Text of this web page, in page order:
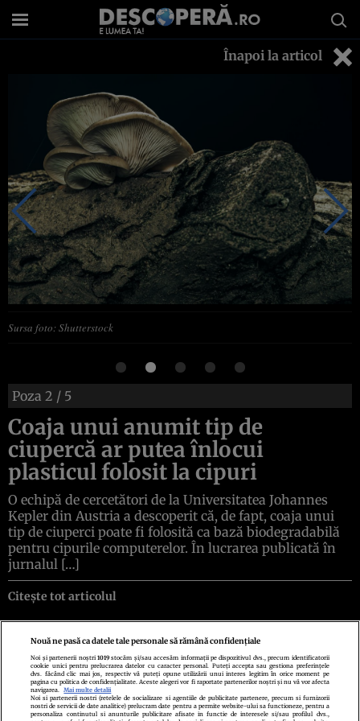
Înapoi la articol
Sursa foto: Shutterstock
Poza 2 / 5
Coaja unui anumit tip de
ciupercă ar putea înlocui
plasticul folosit la cipuri
O echipă de cercetători de la Universitatea Johannes
Kepler din Austria a descoperit că, de fapt, coaja unui
tip de ciuperci poate fi folosită ca bază biodegradabilă
pentru cipurile computerelor. În lucrarea publicată în
jurnalul […]
Citește tot articolul
Politica de confidenţialitatePolitica de cookiesTermeni şi condiţii
Echipa redacționalăContactSetări Cookies
Nouă ne pasă ca datele tale personale să rămână confidențiale
Noi și partenerii noștri1019 stocăm și/sau accesăm informații pe dispozitivul dvs., precum identificatorii
cookie unici pentru prelucrarea datelor cu caracter personal. Puteți accepta sau gestiona preferințele
dvs. făcând clic mai jos, respectiv vă puteți opune utilizării unui interes legitim în orice moment pe
pagina cu politica de confidențialitate. Aceste alegeri vor fi raportate partenerilor noștri și nu vă vor afecta
navigarea.
Mai multe detalii
Noi si partenerii nostri (retelele de socializare si agentiile de publicitate partenere, precum si furnizorii
nostri de servicii de date analitice) prelucram date pentru a permite website-ului sa functioneze, pentru a
personaliza continutul si anunturile publicitare afisate in functie de interesele si/sau profilul dvs.,